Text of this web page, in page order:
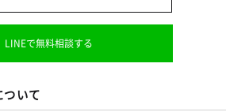
で無料相談する
いて